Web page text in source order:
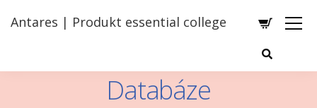
Antares | Produkt essential college
Databáze